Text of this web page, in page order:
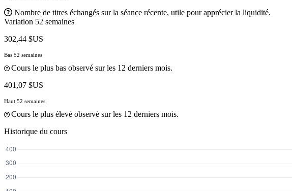
Nombre de titres échangés sur la séance récente, utile pour apprécier la liquidité.
Variation 52 semaines
302,44 $US
Bas 52 semaines
Cours le plus bas observé sur les 12 derniers mois.
401,07 $US
Haut 52 semaines
Cours le plus élevé observé sur les 12 derniers mois.
Historique du cours